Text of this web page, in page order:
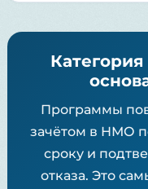
Программы
зачётом в НМО
сроку и
отказа. Это